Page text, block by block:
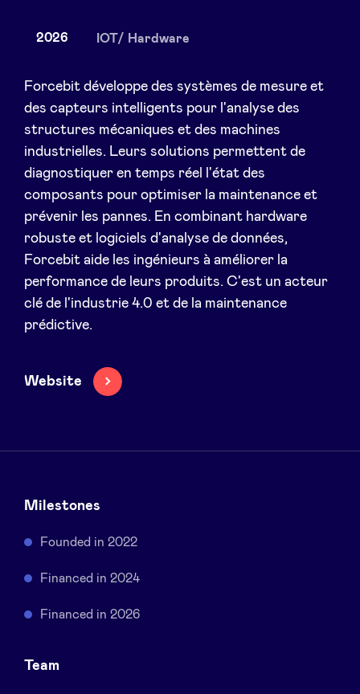
Actualités
Avantages
BeAngels Academy
BeAngels Luxembourg
NXT Brussels - Groupe d'investissement
Pooling Services
Sponsors
Accès Dealflow investisseur
Health Expert Circle
2026 IOT/ Hardware
Forcebit développe des systèmes de mesure et
des capteurs intelligents pour l'analyse des
structures mécaniques et des machines
industrielles. Leurs solutions permettent de
diagnostiquer en temps réel l'état des
composants pour optimiser la maintenance et
prévenir les pannes. En combinant hardware
robuste et logiciels d'analyse de données,
Forcebit aide les ingénieurs à améliorer la
performance de leurs produits. C'est un acteur
clé de l'industrie 4.0 et de la maintenance
prédictive.
Website
Milestones
Founded in 2022
Financed in 2024
Financed in 2026
Team